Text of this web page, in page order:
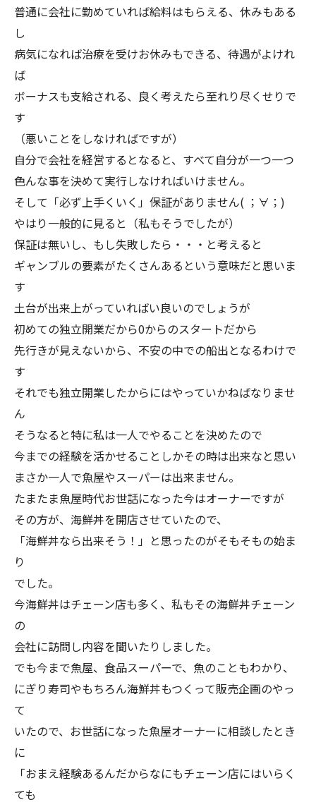
普通に会社に勤めていれば給料はもらえる、休みもある
し
病気になれば治療を受けお休みもできる、待遇がよけれ
ば
ボーナスも支給される、良く考えたら至れり尽くせりで
す
（悪いことをしなければですが）
自分で会社を経営するとなると、すべて自分が一つ一つ
色んな事を決めて実行しなければいけません。
そして「必ず上手くいく」保証がありません( ；∀；)
やはり一般的に見ると（私もそうでしたが）
保証は無いし、もし失敗したら・・・と考えると
ギャンブルの要素がたくさんあるという意味だと思いま
す
土台が出来上がっていればい良いのでしょうが
初めての独立開業だから0からのスタートだから
先行きが見えないから、不安の中での船出となるわけで
す
それでも独立開業したからにはやっていかねばなりませ
ん
そうなると特に私は一人でやることを決めたので
今までの経験を活かせることしかその時は出来なと思い
まさか一人で魚屋やスーパーは出来ません。
たまたま魚屋時代お世話になった今はオーナーですが
その方が、海鮮丼を開店させていたので、
「海鮮丼なら出来そう！」と思ったのがそもそもの始ま
り
でした。
今海鮮丼はチェーン店も多く、私もその海鮮丼チェーン
の
会社に訪問し内容を聞いたりしました。
でも今まで魚屋、食品スーパーで、魚のこともわかり、
にぎり寿司やもちろん海鮮丼もつくって販売企画のやっ
て
いたので、お世話になった魚屋オーナーに相談したとき
に
「おまえ経験あるんだからなにもチェーン店にはいらく
ても